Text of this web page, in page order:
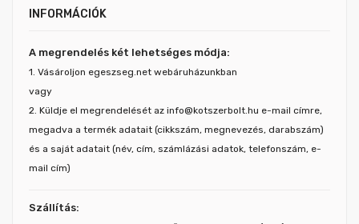
INFORMÁCIÓK
A megrendelés két lehetséges módja:
1. Vásároljon egeszseg.net webáruházunkban
vagy
2. Küldje el megrendelését az info@kotszerbolt.hu e-mail címre,
megadva a termék adatait (cikkszám, megnevezés, darabszám)
és a saját adatait (név, cím, számlázási adatok, telefonszám, e-
mail cím)
Szállítás: